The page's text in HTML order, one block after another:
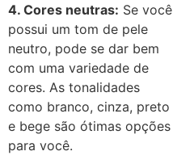
4. Cores neutras: Se você
possui um tom de pele
neutro, pode se dar bem
com uma variedade de
cores. As tonalidades
como branco, cinza, preto
e bege são ótimas opções
para você.